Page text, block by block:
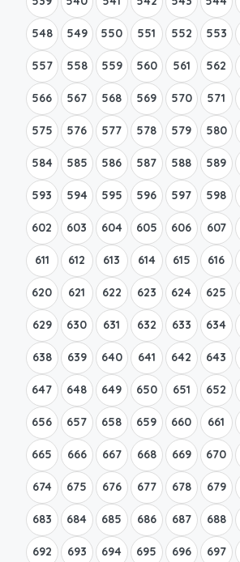
548 549 550 551 552 553
557 558 559 560 561 562
566 567 568 569 570 571
575 576 577 578 579 580
584 585 586 587 588 589
593 594 595 596 597 598
602 603 604 605 606 607
611 612 613 614 615 616
620 621 622 623 624 625
629 630 631 632 633 634
638 639 640 641 642 643
647 648 649 650 651 652
656 657 658 659 660 661
665 666 667 668 669 670
674 675 676 677 678 679
683 684 685 686 687 688
692 693 694 695 696 697